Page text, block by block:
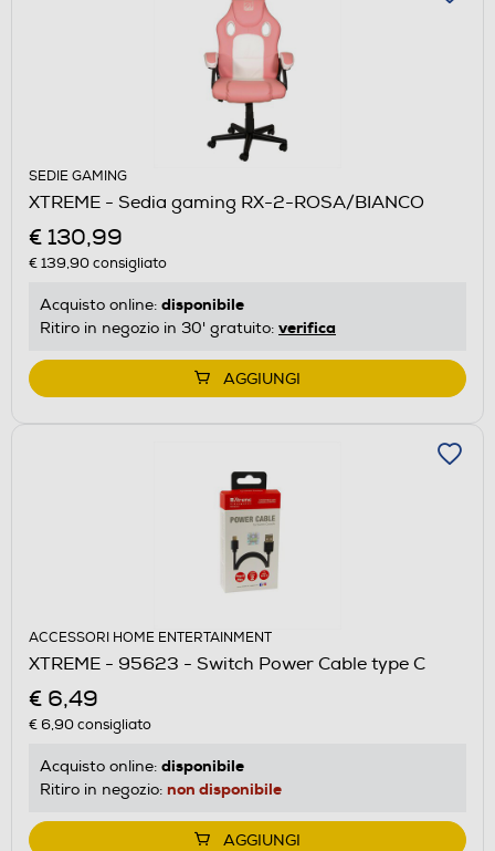
SEDIE GAMING
XTREME - Sedia gaming RX-2-ROSA/BIANCO
€ 130,99
€ 139,90consigliato
Acquisto online: disponibile
Ritiro in negozio in 30' gratuito: verifica
AGGIUNGI
ACCESSORI HOME ENTERTAINMENT
XTREME - 95623 - Switch Power Cable type C
€ 6,49
€ 6,90consigliato
Acquisto online: disponibile
Ritiro in negozio: non disponibile
AGGIUNGI